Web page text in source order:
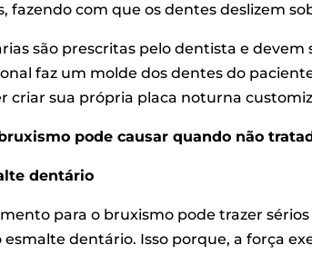
fazendo com que os dentes deslizem
são prescritas pelo dentista e
faz um molde dos dentes do
criar sua própria placa noturna
pode causar quando não
dentário
para o bruxismo pode trazer
esmalte dentário. Isso porque, a força